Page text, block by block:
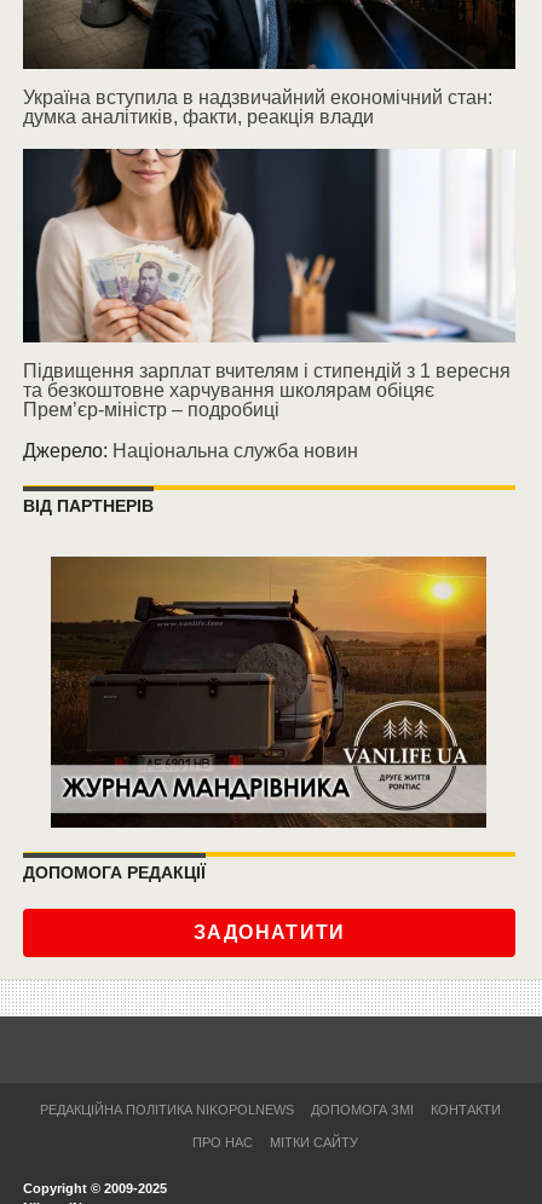
Україна вступила в надзвичайний економічний стан:
думка аналітиків, факти, реакція влади
Підвищення зарплат вчителям і стипендій з 1 вересня
та безкоштовне харчування школярам обіцяє
Прем’єр-міністр – подробиці
Джерело: Національна служба новин
ВІД ПАРТНЕРІВ
ДОПОМОГА РЕДАКЦІЇ
ЗАДОНАТИТИ
РЕДАКЦІЙНА ПОЛІТИКА NIKOPOLNEWS ДОПОМОГА ЗМІ КОНТАКТИ
ПРО НАС МІТКИ САЙТУ
Copyright © 2009-2025